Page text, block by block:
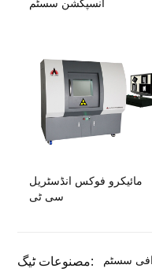
مائیکرو فوکس انڈسٹریل
سی ٹی
مصنوعات ٹیگ:
سسٹم